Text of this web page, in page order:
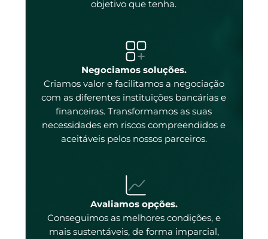
objetivo que tenha.
Negociamos soluções.
Criamos valor e facilitamos a negociação
com as diferentes instituições bancárias e
financeiras. Transformamos as suas
necessidades em riscos compreendidos e
aceitáveis pelos nossos parceiros.
Avaliamos opções.
Conseguimos as melhores condições, e
mais sustentáveis, de forma imparcial,